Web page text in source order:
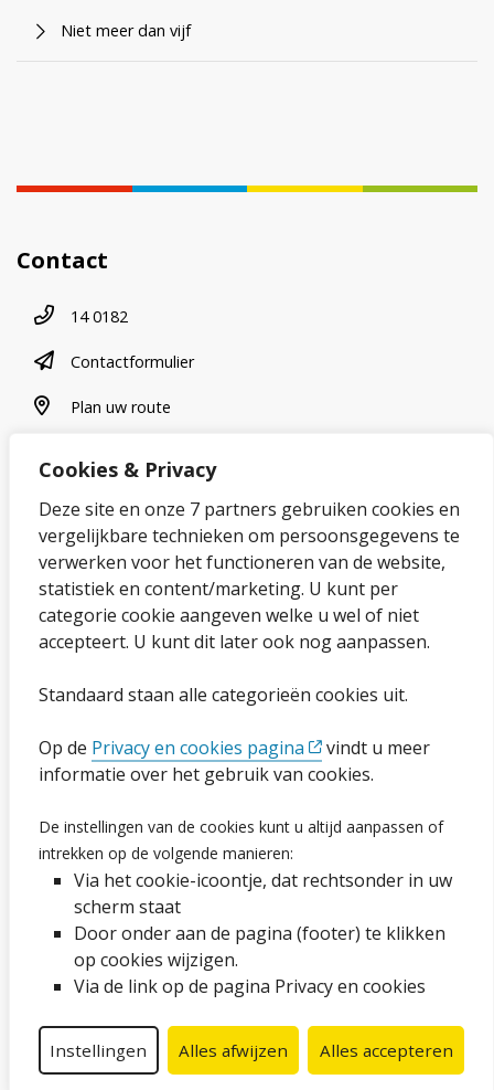
Cookies & Privacy
Deze site en onze 7 partners gebruiken cookies en
vergelijkbare technieken om persoonsgegevens te
verwerken voor het functioneren van de website,
statistiek en content/marketing. U kunt per
categorie cookie aangeven welke u wel of niet
accepteert. U kunt dit later ook nog aanpassen.
Standaard staan alle categorieën cookies uit.
Op de Privacy en cookies pagina
vindt u meer
informatie over het gebruik van cookies.
De instellingen van de cookies kunt u altijd aanpassen of
intrekken op de volgende manieren:
Via het cookie-icoontje, dat rechtsonder in uw
scherm staat
Door onder aan de pagina (footer) te klikken
op cookies wijzigen.
Via de link op de pagina Privacy en cookies
Instellingen Alles afwijzen Alles accepteren
Niet meer dan vijf
Contact
Telefoonnummer
14 0182
contactformulier
Contactformulier
plan uw route
Plan uw route
Over onze website
Sitemap
Privacybeleid en cookies
Cookies wijzigen
Ga naar de pagina
Proclaimer en copyright
Webarchief
Volg ons op social media
Facebook
LinkedInInstagram
YouTube